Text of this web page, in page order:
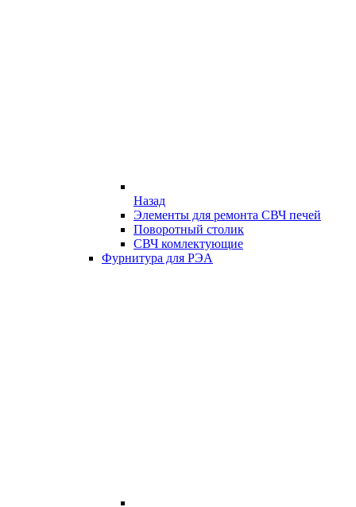
Назад
Элементы для ремонта СВЧ печей
Поворотный столик
СВЧ комлектующие
Фурнитура для РЭА